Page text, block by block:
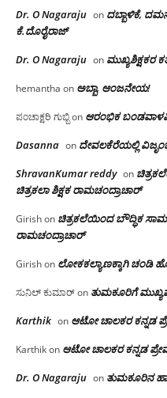
Dr. O Nagaraju on ದಬ್ಬಾಳಿಕೆ,
ಕೆ.ದೊರೈರಾಜ್
Dr. O Nagaraju on
hemantha on ಅಬ್ಬಾ, ಆಂಜನೇಯ!
ಪಂಚಾಕ್ಷರಿ ಗುಬ್ಬಿon ಆರಂಭಿಕ
Dasanna on ದೇವಲಕೆರೆಯಲ್ಲಿ
ShravanKumar reddy on
ಚಿತ್ರಕಲಾ ಶಿಕ್ಷಕ ರಾಮಚಂದ್ರಾಚಾರ್
Girishon ಚಿತ್ರಕಲೆಯಿಂದ ಬೌದ್ಧಿಕ
ರಾಮಚಂದ್ರಾಚಾರ್
Girishon ಲೋಕಕಲ್ಯಾಣಕ್ಕಾಗಿ ಚಂಡಿ
ಸುನಿಲ್ ಕುಮಾರ್on ತುಮಕೂರಿಗೆ
Karthik on ಆಟೋ ಚಾಲಕರ ಕನ್ನಡ
Karthikon ಆಟೋ ಚಾಲಕರ ಕನ್ನಡ
Dr. O Nagaraju on ತುಮಕೂರಿನ